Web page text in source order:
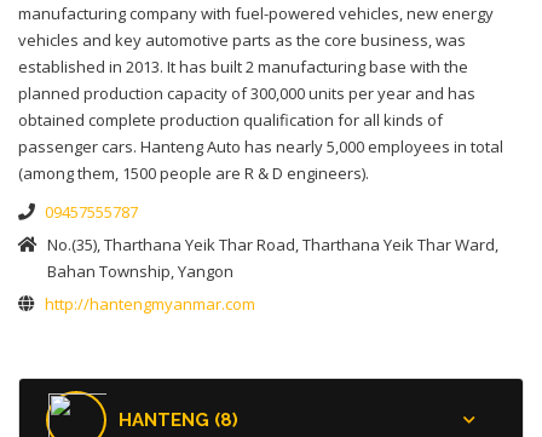
manufacturing company with fuel-powered vehicles, new energy
vehicles and key automotive parts as the core business, was
established in 2013. It has built 2 manufacturing base with the
planned production capacity of 300,000 units per year and has
obtained complete production qualification for all kinds of
passenger cars. Hanteng Auto has nearly 5,000 employees in total
(among them, 1500 people are R & D engineers).
09457555787
No.(35), Tharthana Yeik Thar Road, Tharthana Yeik Thar Ward,
Bahan Township, Yangon
http://hantengmyanmar.com
HANTENG (8)